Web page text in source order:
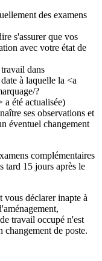
des examens
s'assurer que vos
avec votre état de
dans
à laquelle la <a
?
été actualisée)
ses observations et
éventuel changement
complémentaires
tard 15 jours après le
vous déclarer inapte à
travail occupé n'est
changement de poste.